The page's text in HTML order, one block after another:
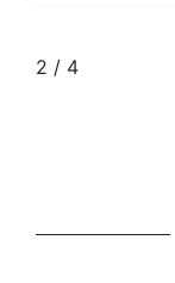
2 / von
4